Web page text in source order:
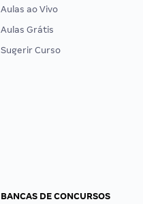
Aulas ao Vivo
Aulas Grátis
Sugerir Curso
BANCAS DE CONCURSOS